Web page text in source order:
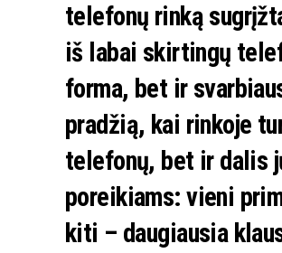
telefonų rinką
iš labai skirtingų
forma, bet ir
pradžią, kai rinkoje
telefonų, bet ir dalis
poreikiams: vieni
kiti – daugiausia